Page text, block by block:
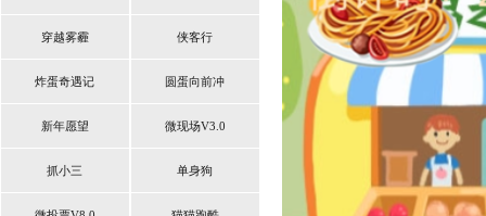
穿越雾霾 侠客行
炸蛋奇遇记 圆蛋向前冲
新年愿望 微现场V3.0
抓小三 单身狗